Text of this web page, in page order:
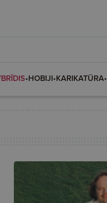
•HOBIJI•KARIKATŪRA•